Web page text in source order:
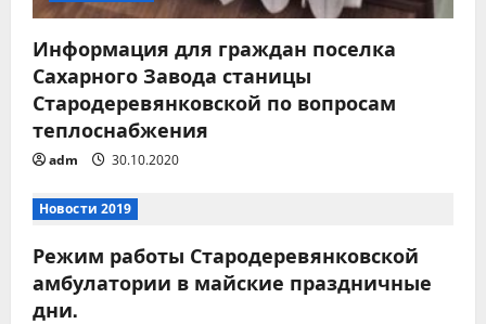
п
и
с
я
м
Информация для граждан поселка
Сахарного Завода станицы
Стародеревянковской по вопросам
теплоснабжения
adm 30.10.2020
Новости 2019
Режим работы Стародеревянковской
амбулатории в майские праздничные
дни.